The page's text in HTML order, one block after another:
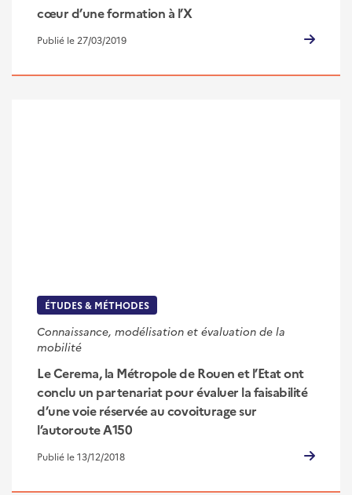
cœur d’une formation à l’X
Publié le 27/03/2019
ÉTUDES & MÉTHODES
Connaissance, modélisation et évaluation de la
mobilité
Le Cerema, la Métropole de Rouen et l’Etat ont
conclu un partenariat pour évaluer la faisabilité
d’une voie réservée au covoiturage sur
l’autoroute A150
Publié le 13/12/2018